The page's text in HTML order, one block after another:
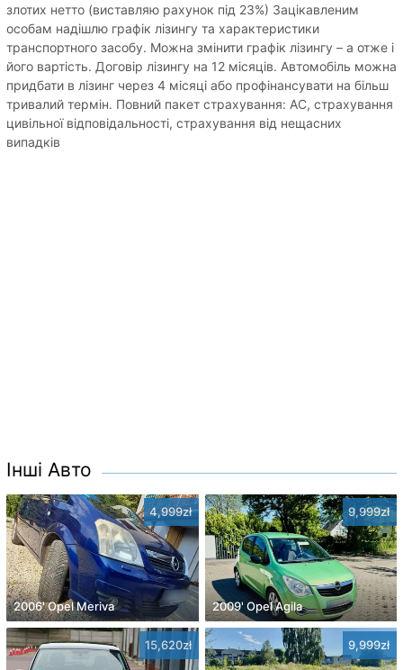
злотих нетто (виставляю рахунок під 23%) Зацікавленим
особам надішлю графік лізингу та характеристики
транспортного засобу. Можна змінити графік лізингу – а отже і
його вартість. Договір лізингу на 12 місяців. Автомобіль можна
придбати в лізинг через 4 місяці або профінансувати на більш
тривалий термін. Повний пакет страхування: АС, страхування
цивільної відповідальності, страхування від нещасних
випадків
Інші Авто
4,999zł
2006' Opel Meriva
9,999zł
2009' Opel Agila
15,620zł 9,999zł